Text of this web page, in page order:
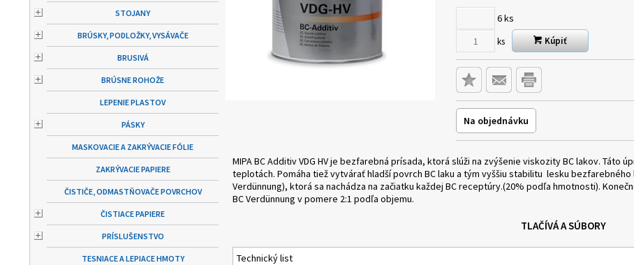
STOJANY
BRÚSKY, PODLOŽKY, VYSÁVAČE
BRUSIVÁ
BRÚSNE ROHOŽE
LEPENIE PLASTOV
PÁSKY
MASKOVACIE A ZAKRÝVACIE FÓLIE
ZAKRÝVACIE PAPIERE
ČISTIČE, ODMASTŇOVAČE POVRCHOV
ČISTIACE PAPIERE
PRÍSLUŠENSTVO
TESNIACE A LEPIACE HMOTY
6ks
ks Kúpiť
Na objednávku
MIPA BC Additiv VDG HV je bezfarebná prísada, ktorá slúži na zvýšenie viskozity BC lakov. Táto
teplotách. Pomáha tiež vytvárať hladší povrch BC laku a tým vyššiu stabilitu lesku bezfarebného
Verdünnung), ktorá sa nachádza na začiatku každej BC receptúry.(20% podľa hmotnosti).
BC Verdünnung v pomere 2:1 podľa objemu.
TLAČÍVÁ A SÚBORY
Technický list